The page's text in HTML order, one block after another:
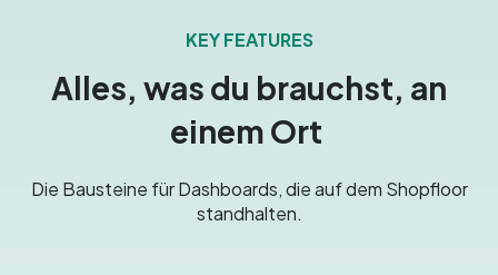
KEY FEATURES
Alles, was du brauchst, an
einem Ort
Die Bausteine für Dashboards, die auf dem Shopfloor
standhalten.